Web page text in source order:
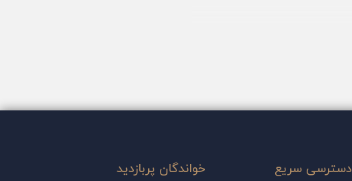
دسترسی سریع خواندگان پربازدید